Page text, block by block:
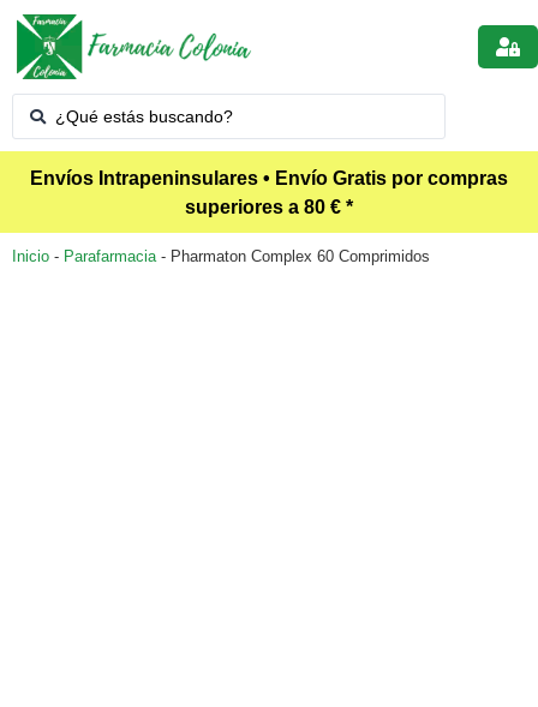
Envíos Intrapeninsulares • Envío Gratis por compras
superiores a 80 € *
Inicio - Parafarmacia- Pharmaton Complex 60 Comprimidos